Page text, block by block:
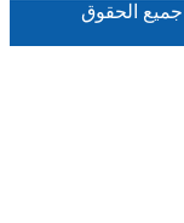
جميع الحقوق